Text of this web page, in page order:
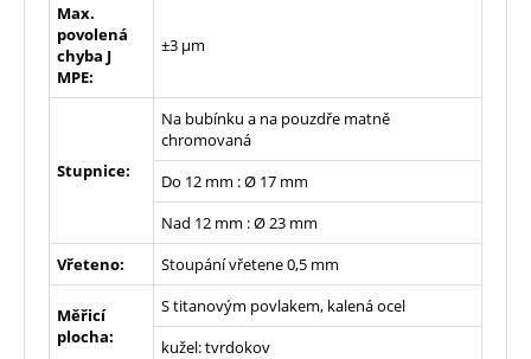
Max.
povolená
chyba J
MPE:
±3 µm
Stupnice:
Na bubínku a na pouzdře matně
chromovaná
Do 12 mm : Ø 17 mm
Nad 12 mm : Ø 23 mm
Vřeteno:
Stoupání vřetene 0,5 mm
Měřicí
plocha:
S titanovým povlakem, kalená ocel
kužel: tvrdokov